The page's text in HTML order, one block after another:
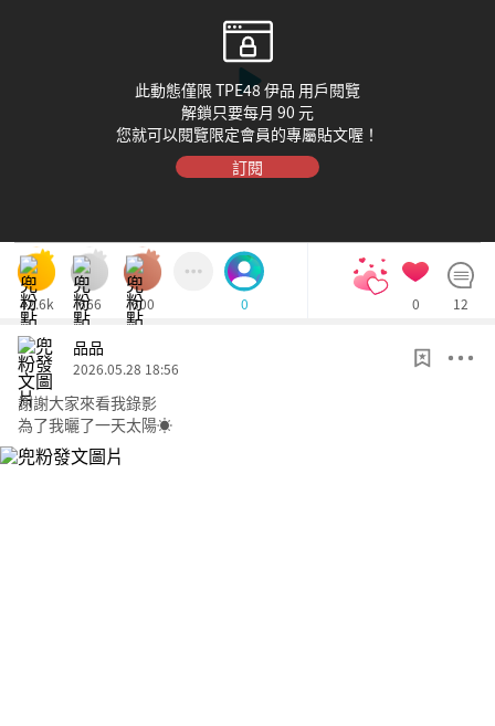
此動態僅限 TPE48 伊品 用戶閱覽
解鎖只要每月 90 元
您就可以閱覽限定會員的專屬貼文喔！
訂閱
42.6k 666 600 0 0 12
品品
2026.05.28 18:56
謝謝大家來看我錄影
為了我曬了一天太陽☀️